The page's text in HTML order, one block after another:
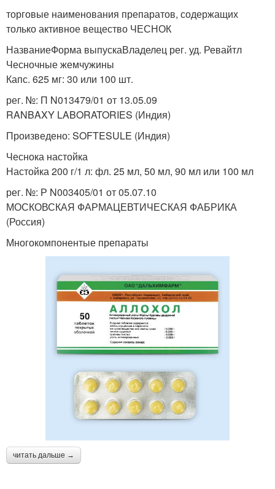
торговые наименования препаратов, содержащих
только активное вещество ЧЕСНОК
НазваниеФорма выпускаВладелец рег. уд. Ревайтл
Чесночные жемчужины
Капс. 625 мг: 30 или 100 шт.
рег. №: П N013479/01 от 13.05.09
RANBAXY LABORATORIES (Индия)
Произведено: SOFTESULE (Индия)
Чеснока настойка
Настойка 200 г/1 л: фл. 25 мл, 50 мл, 90 мл или 100 мл
рег. №: Р N003405/01 от 05.07.10
МОСКОВСКАЯ ФАРМАЦЕВТИЧЕСКАЯ ФАБРИКА
(Россия)
Многокомпонентые препараты
читать дальше →